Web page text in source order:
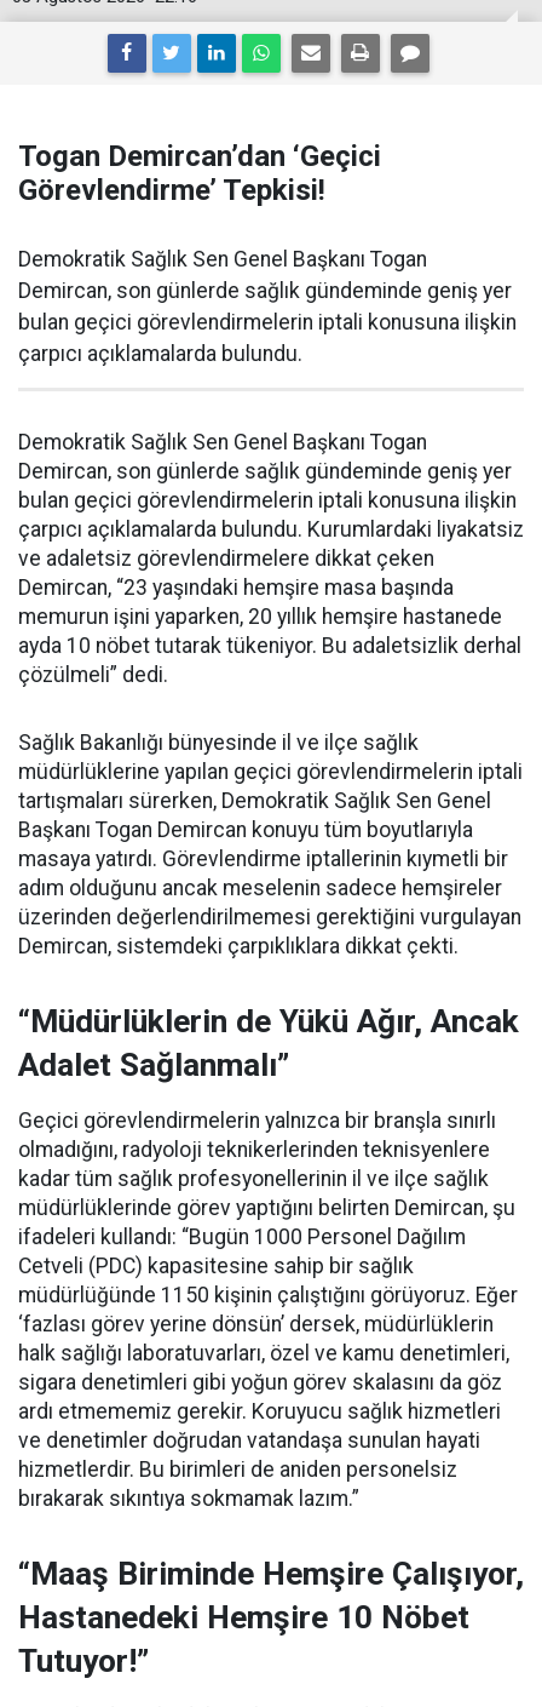
Togan Demircan’dan ‘Geçici
Görevlendirme’ Tepkisi!
Demokratik Sağlık Sen Genel Başkanı Togan
Demircan, son günlerde sağlık gündeminde geniş yer
bulan geçici görevlendirmelerin iptali konusuna ilişkin
çarpıcı açıklamalarda bulundu.
Demokratik Sağlık Sen Genel Başkanı Togan
Demircan, son günlerde sağlık gündeminde geniş yer
bulan geçici görevlendirmelerin iptali konusuna ilişkin
çarpıcı açıklamalarda bulundu. Kurumlardaki liyakatsiz
ve adaletsiz görevlendirmelere dikkat çeken
Demircan, “23 yaşındaki hemşire masa başında
memurun işini yaparken, 20 yıllık hemşire hastanede
ayda 10 nöbet tutarak tükeniyor. Bu adaletsizlik derhal
çözülmeli” dedi.
Sağlık Bakanlığı bünyesinde il ve ilçe sağlık
müdürlüklerine yapılan geçici görevlendirmelerin iptali
tartışmaları sürerken, Demokratik Sağlık Sen Genel
Başkanı Togan Demircan konuyu tüm boyutlarıyla
masaya yatırdı. Görevlendirme iptallerinin kıymetli bir
adım olduğunu ancak meselenin sadece hemşireler
üzerinden değerlendirilmemesi gerektiğini vurgulayan
Demircan, sistemdeki çarpıklıklara dikkat çekti.
“Müdürlüklerin de Yükü Ağır, Ancak
Adalet Sağlanmalı”
Geçici görevlendirmelerin yalnızca bir branşla sınırlı
olmadığını, radyoloji teknikerlerinden teknisyenlere
kadar tüm sağlık profesyonellerinin il ve ilçe sağlık
müdürlüklerinde görev yaptığını belirten Demircan, şu
ifadeleri kullandı: “Bugün 1000 Personel Dağılım
Cetveli (PDC) kapasitesine sahip bir sağlık
müdürlüğünde 1150 kişinin çalıştığını görüyoruz. Eğer
‘fazlası görev yerine dönsün’ dersek, müdürlüklerin
halk sağlığı laboratuvarları, özel ve kamu denetimleri,
sigara denetimleri gibi yoğun görev skalasını da göz
ardı etmememiz gerekir. Koruyucu sağlık hizmetleri
ve denetimler doğrudan vatandaşa sunulan hayati
hizmetlerdir. Bu birimleri de aniden personelsiz
bırakarak sıkıntıya sokmamak lazım.”
“Maaş Biriminde Hemşire Çalışıyor,
Hastanedeki Hemşire 10 Nöbet
Tutuyor!”